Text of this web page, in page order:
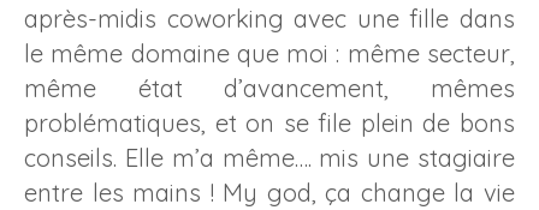
après-midis coworking avec une fille dans
le même domaine que moi : même secteur,
même état d’avancement, mêmes
problématiques, et on se file plein de bons
conseils. Elle m’a même…. mis une stagiaire
entre les mains ! My god, ça change la vie